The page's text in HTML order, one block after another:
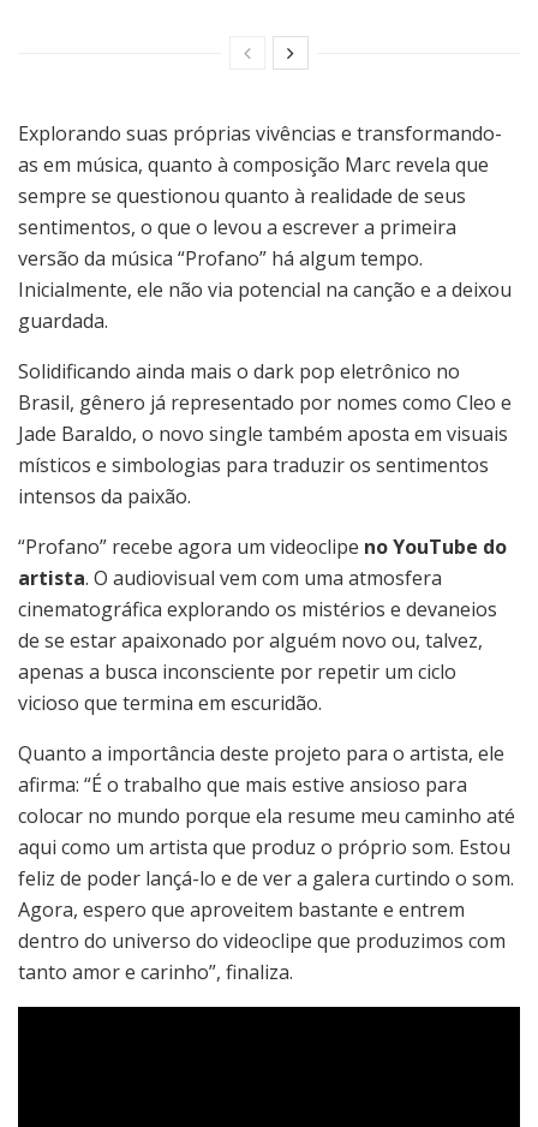
Explorando suas próprias vivências e transformando-
as em música, quanto à composição Marc revela que
sempre se questionou quanto à realidade de seus
sentimentos, o que o levou a escrever a primeira
versão da música “Profano” há algum tempo.
Inicialmente, ele não via potencial na canção e a deixou
guardada.
Solidificando ainda mais o dark pop eletrônico no
Brasil, gênero já representado por nomes como Cleo e
Jade Baraldo, o novo single também aposta em visuais
místicos e simbologias para traduzir os sentimentos
intensos da paixão.
“Profano” recebe agora um videoclipe no YouTube do
artista. O audiovisual vem com uma atmosfera
cinematográfica explorando os mistérios e devaneios
de se estar apaixonado por alguém novo ou, talvez,
apenas a busca inconsciente por repetir um ciclo
vicioso que termina em escuridão.
Quanto a importância deste projeto para o artista, ele
afirma: “É o trabalho que mais estive ansioso para
colocar no mundo porque ela resume meu caminho até
aqui como um artista que produz o próprio som. Estou
feliz de poder lançá-lo e de ver a galera curtindo o som.
Agora, espero que aproveitem bastante e entrem
dentro do universo do videoclipe que produzimos com
tanto amor e carinho”, finaliza.